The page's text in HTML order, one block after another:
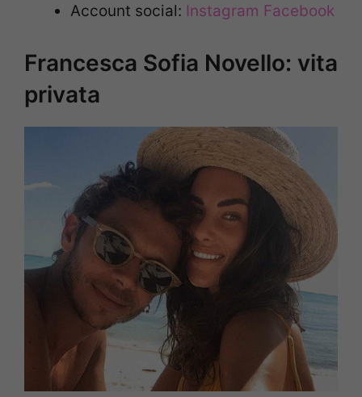
Account social: Instagram Facebook
Francesca Sofia Novello: vita
privata